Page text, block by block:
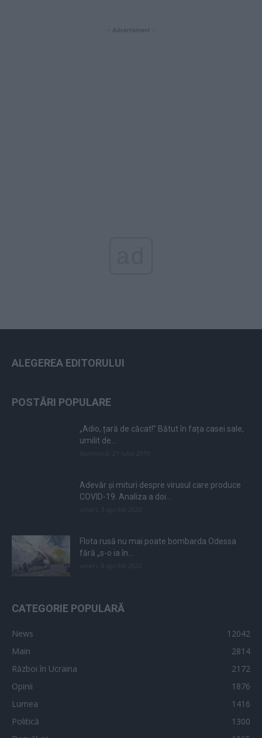
- Advertisment -
ALEGEREA EDITORULUI
POSTĂRI POPULARE
„Adio, țară de căcat!” Bătut în fața casei sale,
umilit de...
Adevăr și mituri despre virusul care produce
COVID-19. Analiza a doi...
Flota rusă nu mai poate bombarda Odessa
fără „s-o ia în...
CATEGORIE POPULARĂ
News
12042
Main
2814
Război în Ucraina
2172
Opinii
1876
Lumea
1416
Politică
1300